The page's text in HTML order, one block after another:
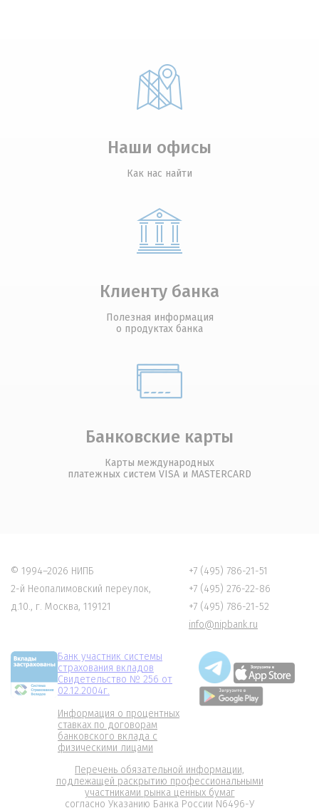
Наши офисы
Как нас найти
Клиенту банка
Полезная информация
о продуктах банка
Банковские карты
Карты международных
платежных систем VISA и MASTERCARD
© 1994–2026 НИПБ
2-й Неопалимовский переулок,
д.10., г. Москва, 119121
+7 (495) 786-21-51
+7 (495) 276-22-86
+7 (495) 786-21-52
info@nipbank.ru
Банк участник системы
страхования вкладов
Свидетельство № 256 от
02.12.2004г.
Информация о процентных
ставках по договорам
банковского вклада с
физическими лицами
Перечень обязательной информации,
подлежащей раскрытию профессиональными
участниками рынка ценных бумаг
согласно Указанию Банка России N6496-У